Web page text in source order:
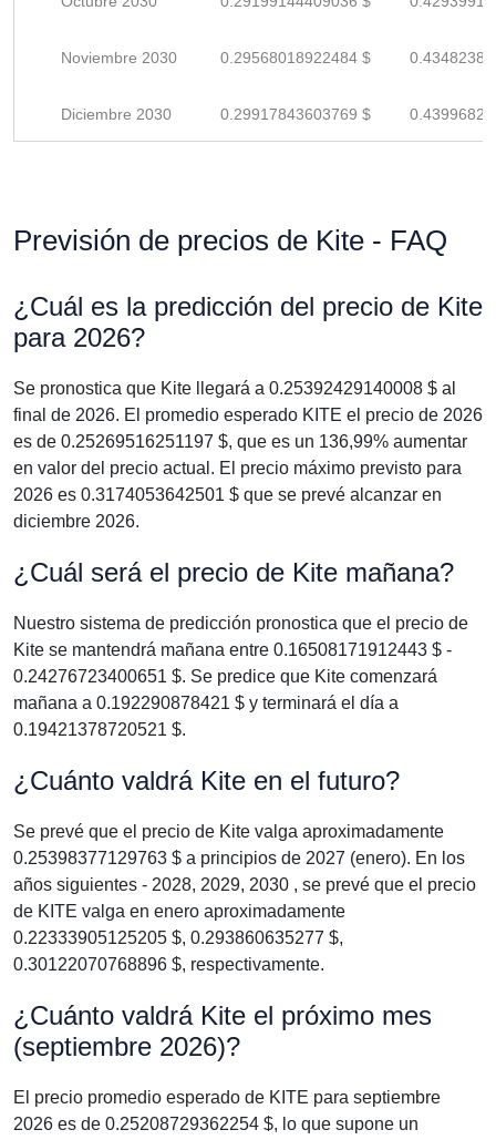
Noviembre 2030 0.29568018922484 $
Diciembre 2030 0.29917843603769 $
Previsión de precios de Kite - FAQ
¿Cuál es la predicción del precio de Kite
para 2026?
Se pronostica que Kite llegará a 0.25392429140008 $ al
final de 2026. El promedio esperado KITE el precio de 2026
es de 0.25269516251197 $, que es un 136,99% aumentar
en valor del precio actual. El precio máximo previsto para
2026 es 0.3174053642501 $ que se prevé alcanzar en
diciembre 2026.
¿Cuál será el precio de Kite mañana?
Nuestro sistema de predicción pronostica que el precio de
Kite se mantendrá mañana entre 0.16508171912443 $ -
0.24276723400651 $. Se predice que Kite comenzará
mañana a 0.192290878421 $ y terminará el día a
0.19421378720521 $.
¿Cuánto valdrá Kite en el futuro?
Se prevé que el precio de Kite valga aproximadamente
0.25398377129763 $ a principios de 2027 (enero). En los
años siguientes - 2028, 2029, 2030 , se prevé que el precio
de KITE valga en enero aproximadamente
0.22333905125205 $, 0.293860635277 $,
0.30122070768896 $, respectivamente.
¿Cuánto valdrá Kite el próximo mes
(septiembre 2026)?
El precio promedio esperado de KITE para septiembre
2026 es de 0.25208729362254 $, lo que supone un